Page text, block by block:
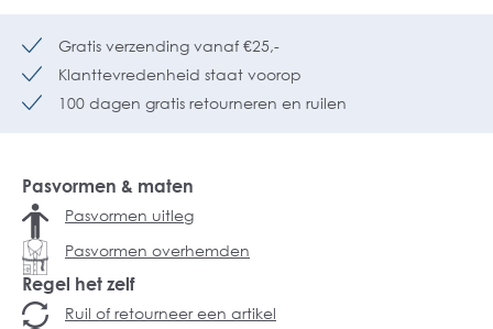
Gratis verzending vanaf €25,-
Klanttevredenheid staat voorop
100 dagen gratis retourneren en ruilen
Pasvormen & maten
Pasvormen uitleg
Pasvormen overhemden
Regel het zelf
Ruil of retourneer een artikel